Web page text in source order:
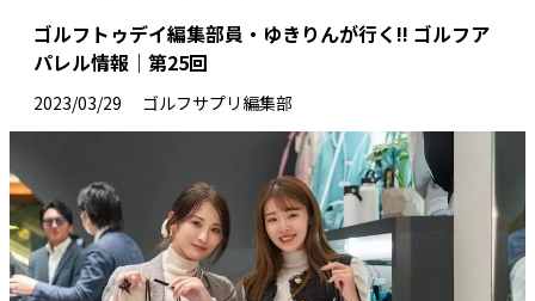
ゴルフトゥデイ編集部員・ゆきりんが行く!! ゴルフア
パレル情報｜第25回
2023/03/29 ゴルフサプリ編集部